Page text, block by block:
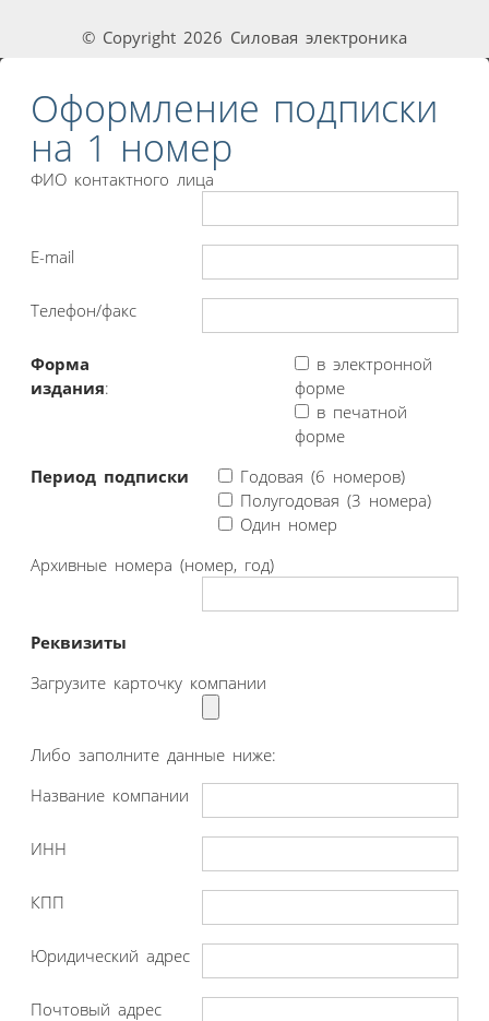
© Copyright 2026 Силовая электроника
Оформление подписки
на 1 номер
ФИО контактного лица
E-mail
Телефон/факс
Форма
издания:
в электронной
форме
в печатной
форме
Период подписки
Годовая (6 номеров)
Полугодовая (3 номера)
Один номер
Архивные номера (номер, год)
Реквизиты
Загрузите карточку компании
Либо заполните данные ниже:
Название компании
ИНН
КПП
Юридический адрес
Почтовый адрес